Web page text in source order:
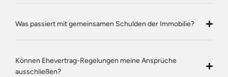
Was passiert mit gemeinsamen Schulden der Immobilie?
Können Ehevertrag-Regelungen meine Ansprüche
ausschließen?